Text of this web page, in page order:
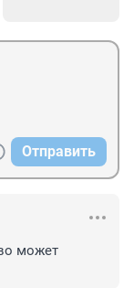
Отправить
может